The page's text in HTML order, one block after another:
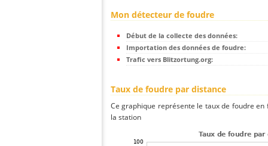
Mon détecteur de foudre
Début de la collecte des données:
Importation des données de foudre:
Trafic vers Blitzortung.org:
Taux de foudre par distance
Ce graphique représente le taux de foudre
la station